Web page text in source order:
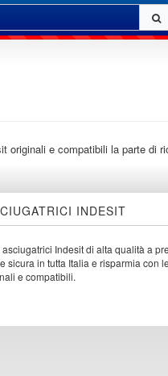
e compatibili la parte di
INDESIT
Indesit di alta qualità a
in tutta Italia e risparmia con
e compatibili.